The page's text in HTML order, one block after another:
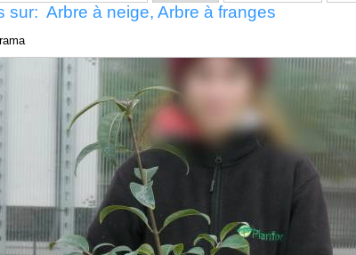
sur: Arbre à neige, Arbre à franges